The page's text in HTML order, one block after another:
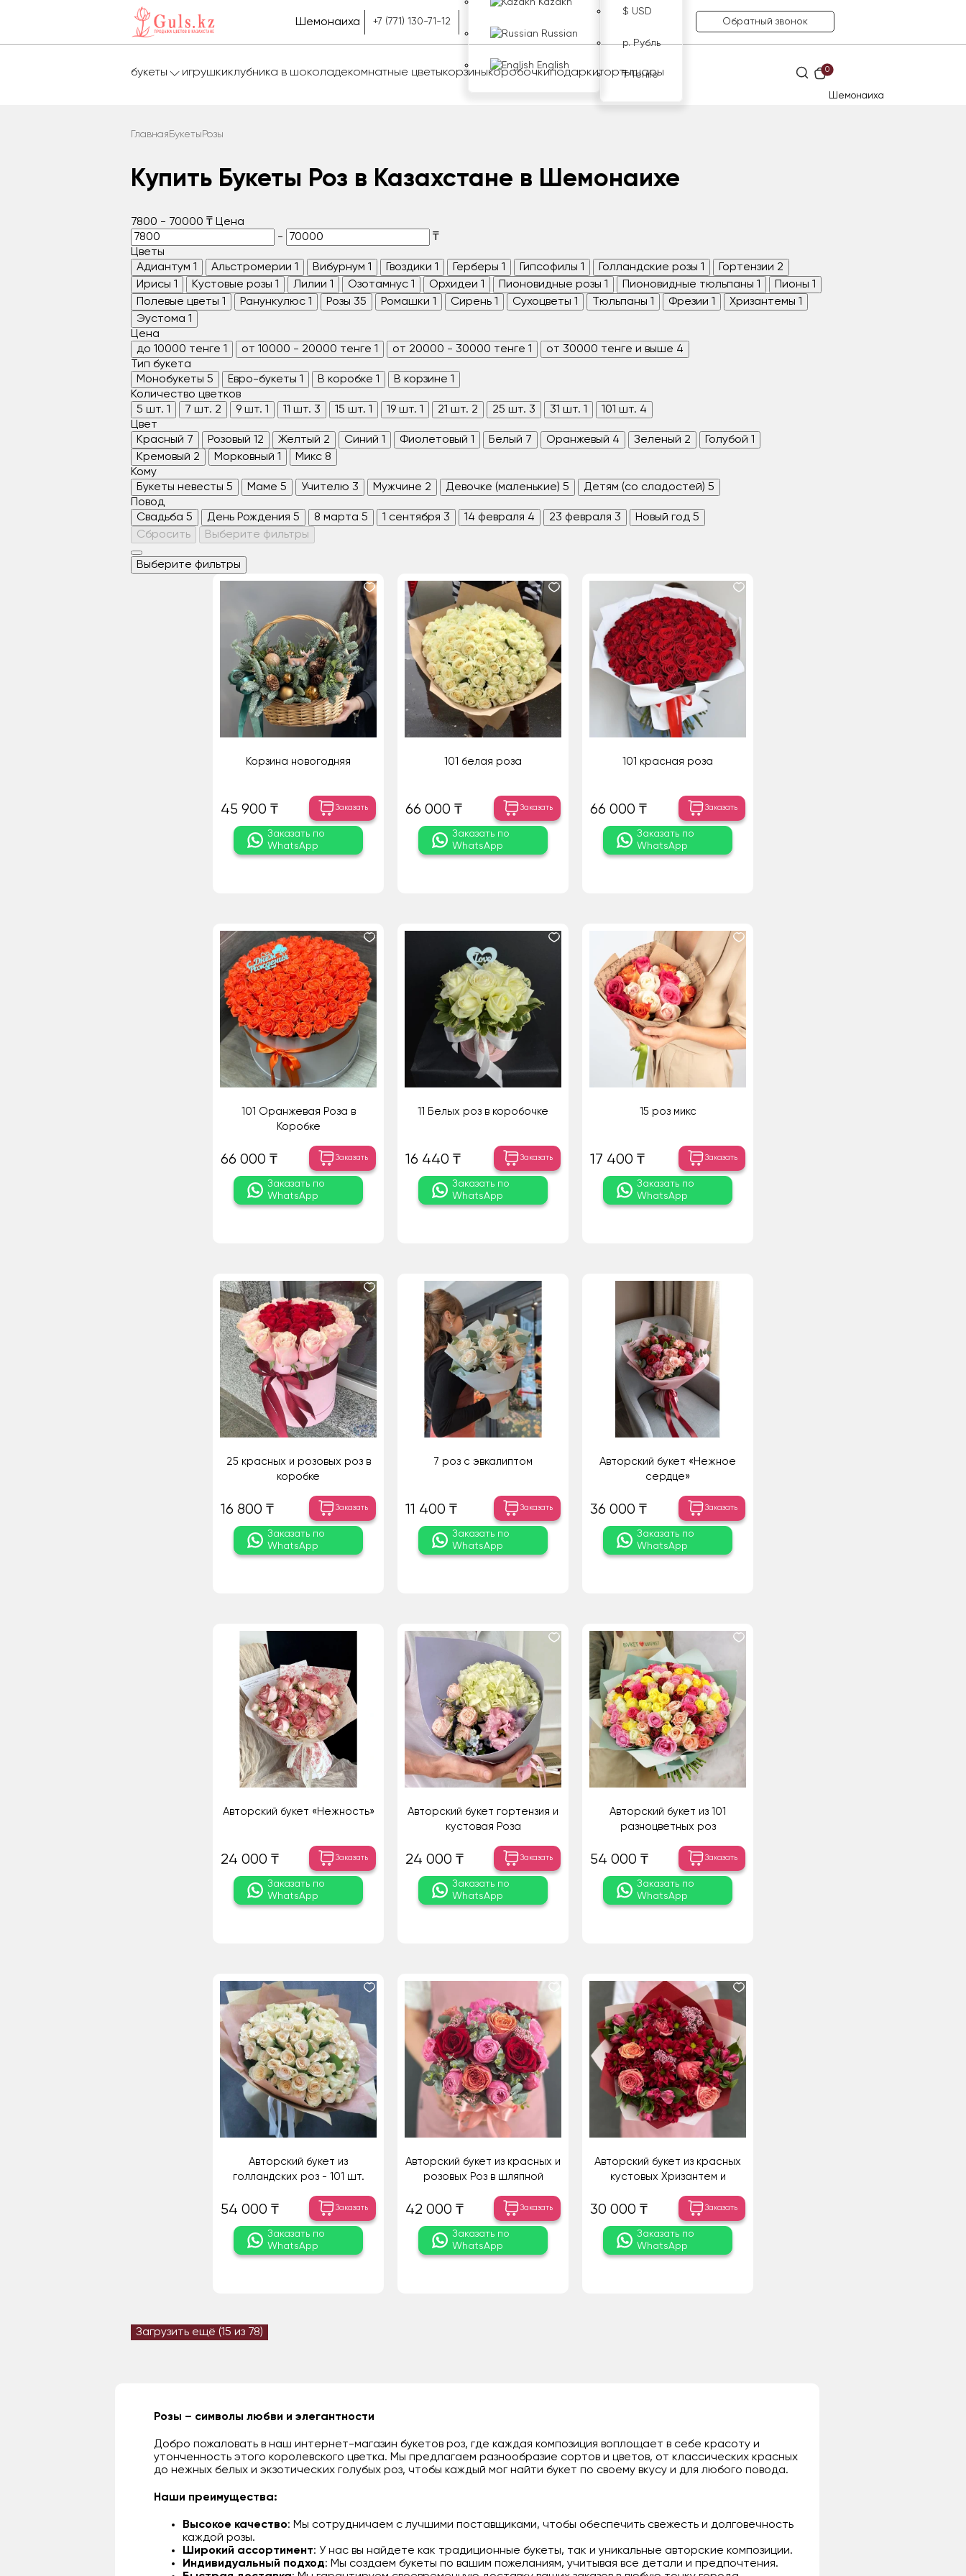
Шемонаиха +7 (771) 130-71-12
Kazakh
Russian
English
$ USD
р. Рубль
₸ Тенге
Обратный звонок
букеты игрушкиклубника в шоколадекомнатные цветыкорзиныкоробочкиподаркитортышары 0
Шемонаиха
Главная Букеты Розы
Купить Букеты Роз в Казахстане в Шемонаихе
7800 - 70000 ₸ Цена
-
₸
Цветы
Адиантум 1 Альстромерии 1 Вибурнум 1 Гвоздики 1 Герберы 1 Гипсофилы 1 Голландские розы 1 Гортензии 2
Ирисы 1 Кустовые розы 1 Лилии 1 Озотамнус 1 Орхидеи 1 Пионовидные розы 1 Пионовидные тюльпаны 1 Пионы 1
Полевые цветы 1 Ранункулюс 1 Розы 35 Ромашки 1 Сирень 1 Сухоцветы 1 Тюльпаны 1 Фрезии 1 Хризантемы 1
Эустома 1
Цена
до 10000 тенге 1 от 10000 - 20000 тенге 1 от 20000 - 30000 тенге 1 от 30000 тенге и выше 4
Тип букета
Монобукеты 5 Евро-букеты 1 В коробке 1 В корзине 1
Количество цветков
5 шт. 1 7 шт. 2 9 шт. 1 11 шт. 3 15 шт. 1 19 шт. 1 21 шт. 2 25 шт. 3 31 шт. 1 101 шт. 4
Цвет
Красный 7 Розовый 12 Желтый 2 Синий 1 Фиолетовый 1 Белый 7 Оранжевый 4 Зеленый 2 Голубой 1
Кремовый 2 Морковный 1 Микс 8
Кому
Букеты невесты 5 Маме 5 Учителю 3 Мужчине 2 Девочке (маленькие) 5 Детям (со сладостей) 5
Повод
Свадьба 5 День Рождения 5 8 марта 5 1 сентября 3 14 февраля 4 23 февраля 3 Новый год 5
Сбросить
Выберите фильтры
Выберите фильтры
Корзина новогодняя
45 900 ₸ Заказать
Заказать по
WhatsApp
101 белая роза
66 000 ₸ Заказать
Заказать по
WhatsApp
101 красная роза
66 000 ₸ Заказать
Заказать по
WhatsApp
101 Оранжевая Роза в
Коробке
66 000 ₸ Заказать
Заказать по
WhatsApp
11 Белых роз в коробочке
16 440 ₸ Заказать
Заказать по
WhatsApp
15 роз микс
17 400 ₸ Заказать
Заказать по
WhatsApp
25 красных и розовых роз в
коробке
16 800 ₸ Заказать
Заказать по
WhatsApp
7 роз с эвкалиптом
11 400 ₸ Заказать
Заказать по
WhatsApp
Авторский букет «Нежное
сердце»
36 000 ₸ Заказать
Заказать по
WhatsApp
Авторский букет «Нежность»
24 000 ₸ Заказать
Заказать по
WhatsApp
Авторский букет гортензия и
кустовая Роза
24 000 ₸ Заказать
Заказать по
WhatsApp
Авторский букет из 101
разноцветных роз
54 000 ₸ Заказать
Заказать по
WhatsApp
Авторский букет из
голландских роз - 101 шт.
54 000 ₸ Заказать
Заказать по
WhatsApp
Авторский букет из красных и
розовых Роз в шляпной
42 000 ₸ Заказать
Заказать по
WhatsApp
Авторский букет из красных
кустовых Хризантем и
30 000 ₸ Заказать
Заказать по
WhatsApp
Загрузить ещё (15 из 78)
Розы – символы любви и элегантности
Добро пожаловать в наш интернет-магазин букетов роз, где каждая композиция воплощает в себе красоту и
утонченность этого королевского цветка. Мы предлагаем разнообразие сортов и цветов, от классических красных
до нежных белых и экзотических голубых роз, чтобы каждый мог найти букет по своему вкусу и для любого повода.
Наши преимущества:
Высокое качество: Мы сотрудничаем с лучшими поставщиками, чтобы обеспечить свежесть и долговечность
каждой розы.
Широкий ассортимент: У нас вы найдете как традиционные букеты, так и уникальные авторские композиции.
Индивидуальный подход: Мы создаем букеты по вашим пожеланиям, учитывая все детали и предпочтения.